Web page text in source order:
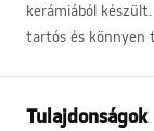
kerámiából
tartós és könnyen
Tulajdonságok